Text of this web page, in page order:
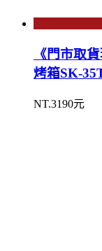
《門市取
烤箱SK-
NT.3190元